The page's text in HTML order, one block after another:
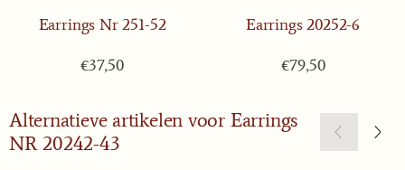
Earrings Nr 251-52
Prijs: 37,50
€37,50
Earrings 20252-6
Prijs: 79,50
€79,50
Alternatieve artikelen voor Earrings
NR 20242-43